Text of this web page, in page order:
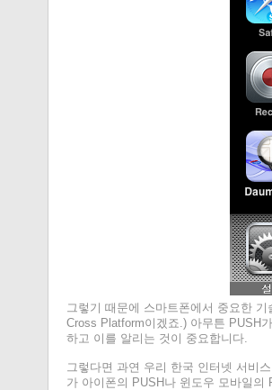
그렇기 때문에 스마트폰에서 중요한
Cross Platform이겠죠.) 아무튼 PUSH
하고 이를 알리는 것이 중요합니다.
그렇다면 과연 우리 한국 인터넷 서비
가 아이폰의 PUSH나 윈도우 모바일의